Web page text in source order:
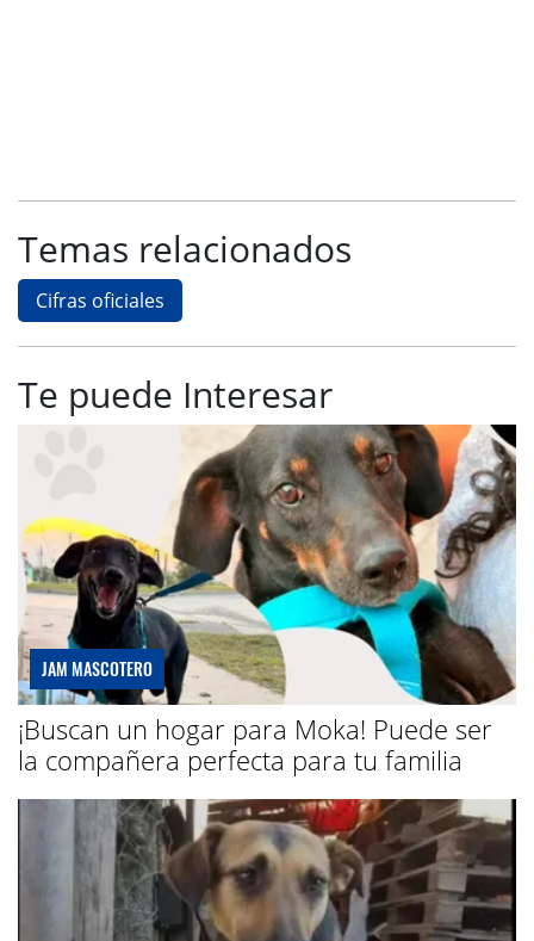
Temas relacionados
Cifras oficiales
Te puede Interesar
JAM MASCOTERO
¡Buscan un hogar para Moka! Puede ser
la compañera perfecta para tu familia